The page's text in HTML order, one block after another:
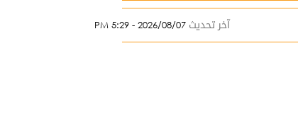
آخر تحديث 2026/08/07 - 5:29 PM